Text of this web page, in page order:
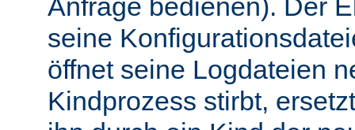
Anfrage bedienen). Der
seine
öffnet seine Logdateien
Kindprozess stirbt,